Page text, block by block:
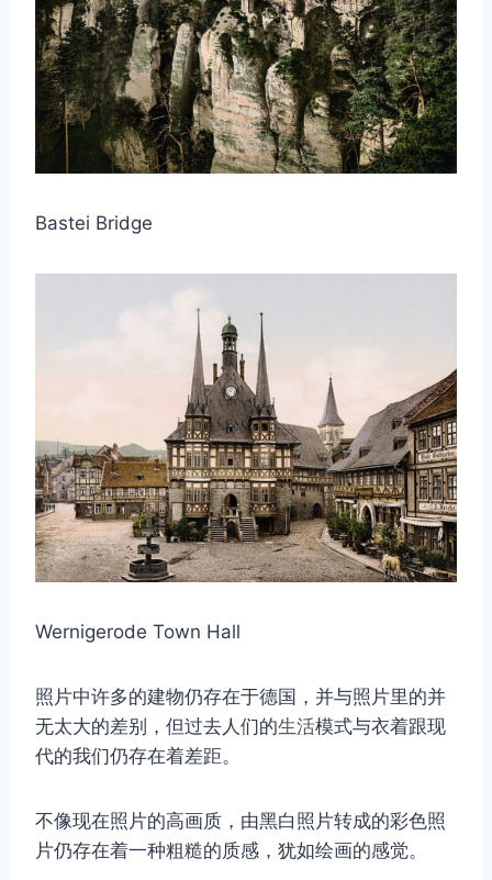
Bastei Bridge
Wernigerode Town Hall
照片中许多的建物仍存在于德国，并与照片里的并
无太大的差别，但过去人们的生活模式与衣着跟现
代的我们仍存在着差距。
不像现在照片的高画质，由黑白照片转成的彩色照
片仍存在着一种粗糙的质感，犹如绘画的感觉。